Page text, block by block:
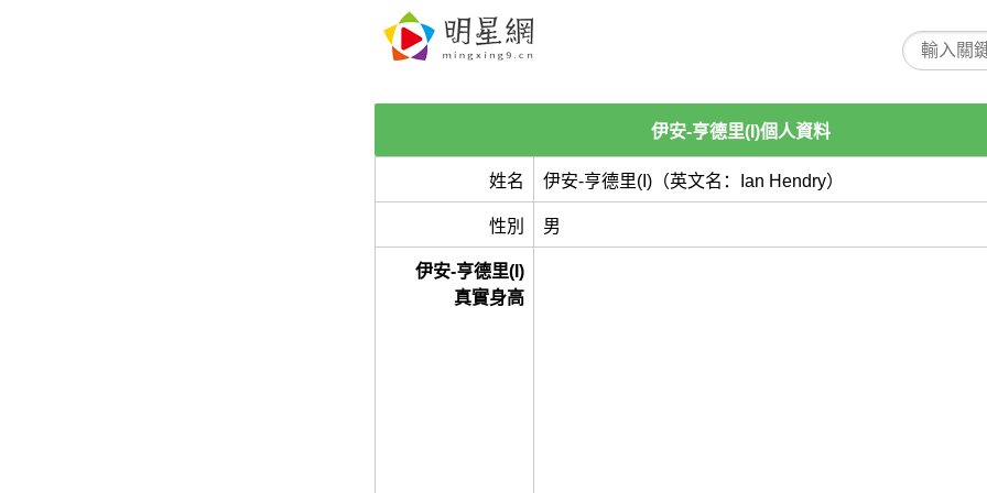
伊安-亨德里(I)個人資料
姓名 伊安-亨德里(I)（英文名：Ian Hendry）
性別 男
伊安-亨德里(I)
真實身高